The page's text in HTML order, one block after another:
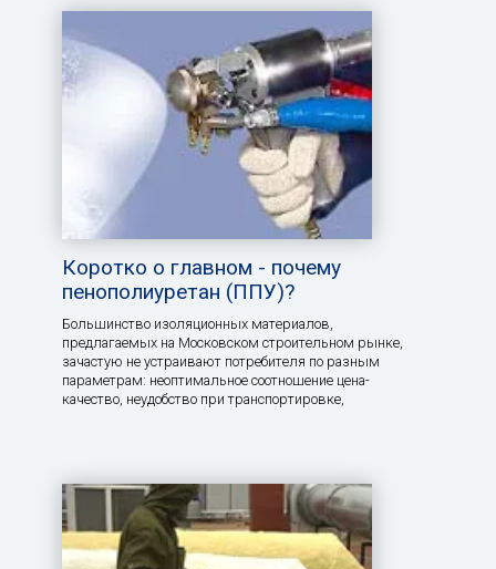
Коротко о главном - почему
пенополиуретан (ППУ)?
Большинство изоляционных материалов,
предлагаемых на Московском строительном рынке,
зачастую не устраивают потребителя по разным
параметрам: неоптимальное соотношение цена-
качество, неудобство при транспортировке,